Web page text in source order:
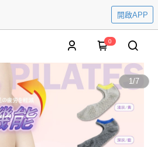
開啟APP
0
1/7